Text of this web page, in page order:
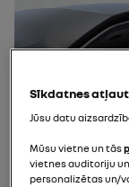
Sīkdatnes
Jūsu datu
Mūsu vietne un tās
vietnes auditoriju
personalizētas un/